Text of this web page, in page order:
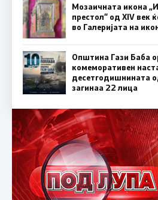
Мозаичната икона
престол“ од XIV век
во Галеријата на
Општина Гази Баба
комеморативен
десетгодишнината
загинаа 22 лица